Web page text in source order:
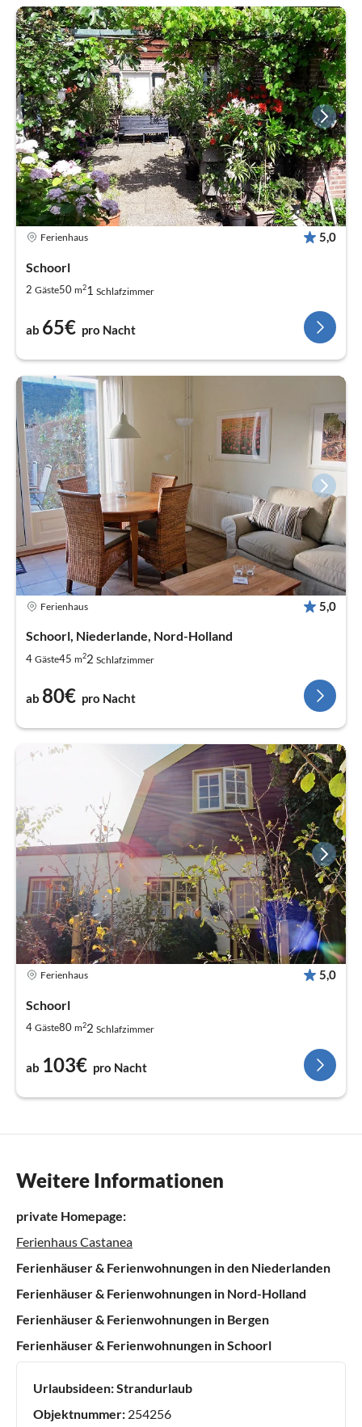
Ferienhaus 5,0
Schoorl
2 Gäste50 m21 Schlafzimmer
ab 65€ pro Nacht
Ferienhaus 5,0
Schoorl, Niederlande, Nord-Holland
4 Gäste45 m22 Schlafzimmer
ab 80€ pro Nacht
Ferienhaus 5,0
Schoorl
4 Gäste80 m22 Schlafzimmer
ab 103€ pro Nacht
Weitere Informationen
private Homepage:
Ferienhaus Castanea
Ferienhäuser & Ferienwohnungen in den Niederlanden
Ferienhäuser & Ferienwohnungen in Nord-Holland
Ferienhäuser & Ferienwohnungen in Bergen
Ferienhäuser & Ferienwohnungen in Schoorl
Urlaubsideen:Strandurlaub
Objektnummer: 254256